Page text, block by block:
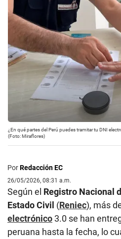
¿En qué partes del Perú puedes tramitar tu DNI
(Foto: Miraflores)
PorRedacción EC
26/05/2026, 08:31 a.m.
Según el Registro Nacional
Estado Civil (Reniec), más
electrónico 3.0 se han
peruana hasta la fecha, lo